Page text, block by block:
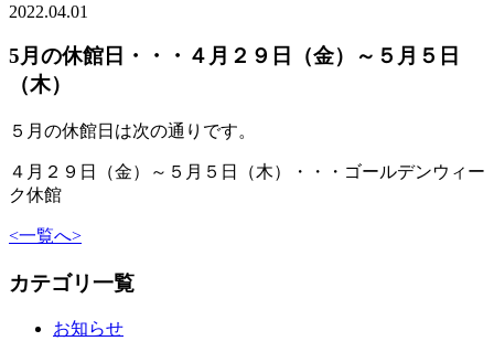
2022.04.01
5月の休館日・・・４月２９日（金）～５月５日
（木）
５月の休館日は次の通りです。
４月２９日（金）～５月５日（木）・・・ゴールデンウィー
ク休館
<一覧へ>
カテゴリ一覧
お知らせ